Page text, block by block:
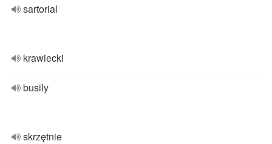
sartorial
krawiecki
busily
skrzętnie